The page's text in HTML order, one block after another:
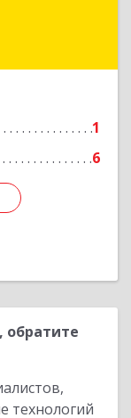
1
6
Подробнее
технологий